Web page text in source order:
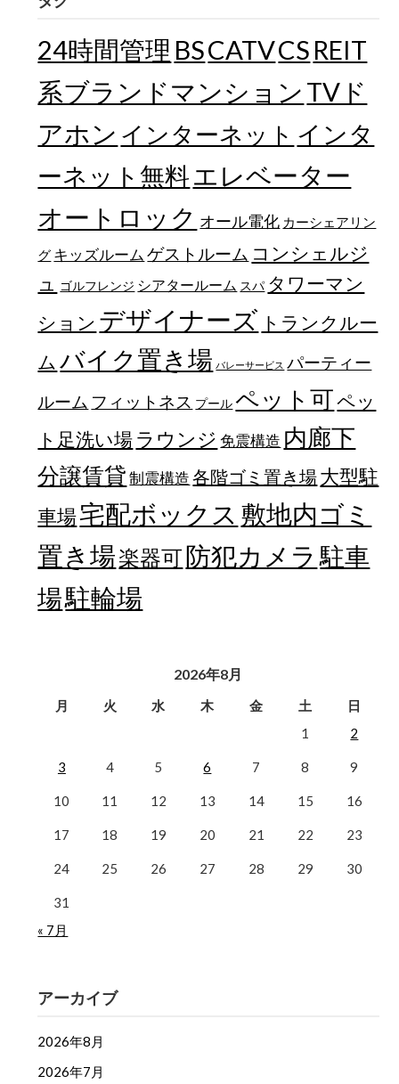
24時間管理 BSCATVCS REIT
系ブランドマンション TVド
アホン インターネット インタ
ーネット無料エレベーター
オートロック オール電化 カーシェアリン
グ キッズルーム ゲストルーム コンシェルジ
ュ
ゴルフレンジ シアタールーム スパ タワーマン
ション デザイナーズ トランクルー
ム バイク置き場 バレーサービス パーティー
ルーム フィットネス プール ペット可ペッ
ト足洗い場 ラウンジ 免震構造 内廊下
分譲賃貸 制震構造 各階ゴミ置き場大型駐
車場宅配ボックス 敷地内ゴミ
置き場楽器可防犯カメラ 駐車
場駐輪場
2026年8月
月 火 水 木 金 土
日
1
2
3 4 5 6 7 8 9
10 11 12 13 14 15 16
17 18 19 20 21 22 23
24 25 26 27 28 29 30
31
« 7月
アーカイブ
2026年8月
2026年7月